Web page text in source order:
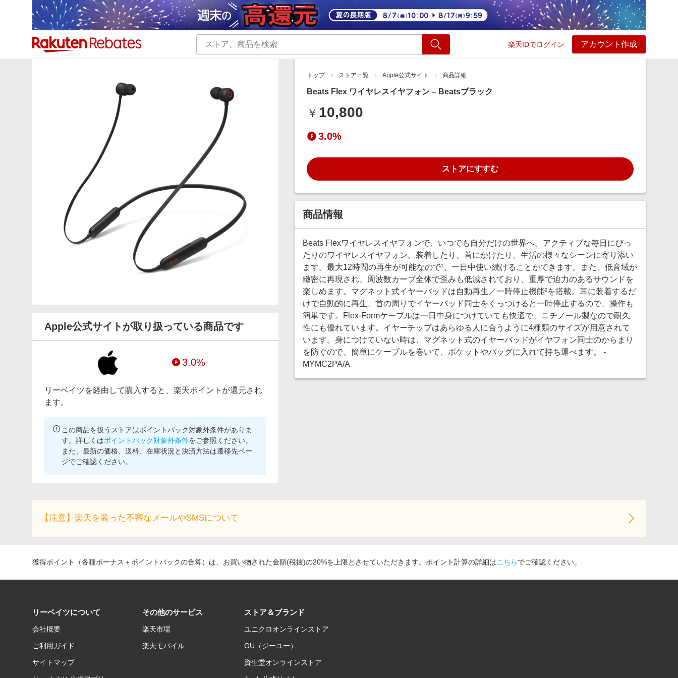
楽天IDでログイン アカウント作成
Apple公式サイトが取り扱っている商品です
3.0%
リーベイツを経由して購入すると、楽天ポイントが還元され
ます。
この商品を扱うストアはポイントバック対象外条件がありま
す。詳しくはポイントバック対象外条件をご参照ください。
また、最新の価格、送料、在庫状況と決済方法は遷移先ペー
ジでご確認ください。
トップ ストア一覧 Apple公式サイト 商品詳細
Beats Flex ワイヤレスイヤフォン – Beatsブラック
￥ 10,800
3.0%
ストアにすすむ
商品情報
Beats Flexワイヤレスイヤフォンで、いつでも自分だけの世界へ。アクティブな毎日にぴっ
たりのワイヤレスイヤフォン。装着したり、首にかけたり、生活の様々なシーンに寄り添い
ます。最大12時間の再生が可能なので¹、一日中使い続けることができます。また、低音域が
緻密に再現され、周波数カーブ全体で歪みも低減されており、重厚で迫力のあるサウンドを
楽しめます。マグネット式イヤーバッドは自動再生／一時停止機能²を搭載。耳に装着するだ
けで自動的に再生、首の周りでイヤーバッド同士をくっつけると一時停止するので、操作も
簡単です。Flex-Formケーブルは一日中身につけていても快適で、ニチノール製なので耐久
性にも優れています。イヤーチップはあらゆる人に合うように4種類のサイズが用意されて
います。身につけていない時は、マグネット式のイヤーバッドがイヤフォン同士のからまり
を防ぐので、簡単にケーブルを巻いて、ポケットやバッグに入れて持ち運べます。 -
MYMC2PA/A
【注意】楽天を装った不審なメールやSMSについて
獲得ポイント（各種ボーナス＋ポイントバックの合算）は、お買い物された金額(税抜)の20%を上限とさせていただきます。ポイント計算の詳細はこちらでご確認ください。
リーベイツについて
会社概要
ご利用ガイド
サイトマップ
その他のサービス
楽天市場
楽天モバイル
ストア＆ブランド
ユニクロオンラインストア
GU（ジーユー）
資生堂オンラインストア